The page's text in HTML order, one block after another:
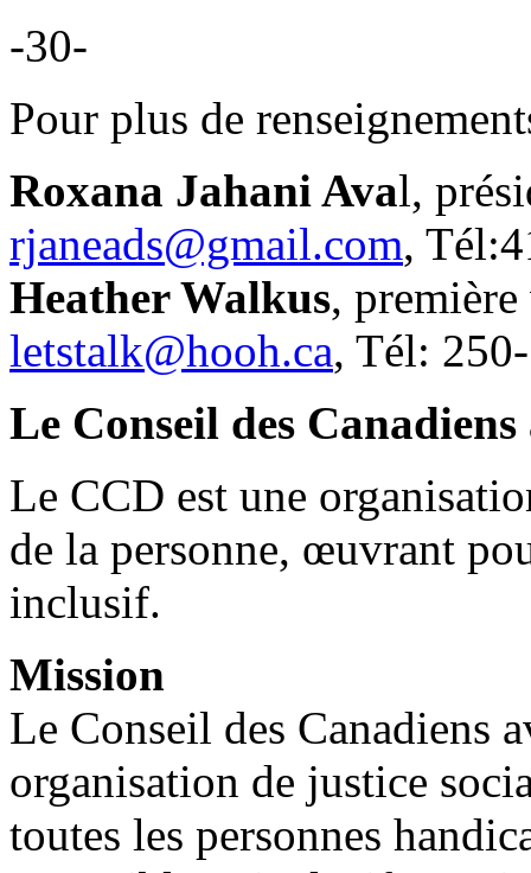
-30-
Pour plus de
Roxana Jahani Aval,
rjaneads@gmail.com,
Heather Walkus,
letstalk@hooh.ca, Tél:
Le Conseil des Canadiens
Le CCD est une
de la personne, œuvrant
inclusif.
Mission
Le Conseil des Canadiens
organisation de justice
toutes les personnes